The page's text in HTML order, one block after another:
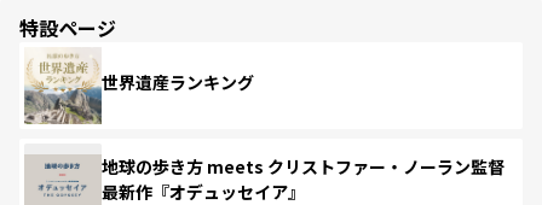
特設ページ
世界遺産ランキング
地球の歩き方 meets クリストファー・ノーラン監督
最新作『オデュッセイア』